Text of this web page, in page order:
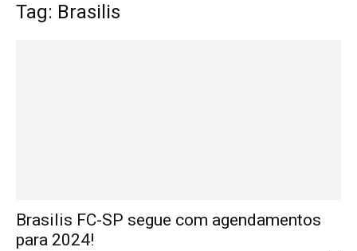
Tag: Brasilis
Brasilis FC-SP segue com agendamentos
para 2024!